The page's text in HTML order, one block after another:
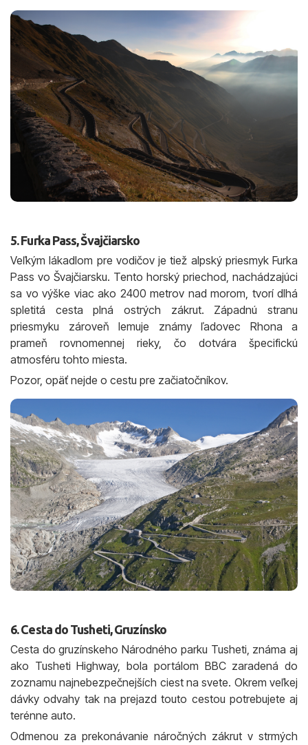
5. Furka Pass, Švajčiarsko
Veľkým lákadlom pre vodičov je tiež alpský priesmyk Furka
Pass vo Švajčiarsku. Tento horský priechod, nachádzajúci
sa vo výške viac ako 2400 metrov nad morom, tvorí dlhá
spletitá cesta plná ostrých zákrut. Západnú stranu
priesmyku zároveň lemuje známy ľadovec Rhona a
prameň rovnomennej rieky, čo dotvára špecifickú
atmosféru tohto miesta.
Pozor, opäť nejde o cestu pre začiatočníkov.
6. Cesta do Tusheti, Gruzínsko
Cesta do gruzínskeho Národného parku Tusheti, známa aj
ako Tusheti Highway, bola portálom BBC zaradená do
zoznamu najnebezpečnejších ciest na svete. Okrem veľkej
dávky odvahy tak na prejazd touto cestou potrebujete aj
terénne auto.
Odmenou za prekonávanie náročných zákrut v strmých